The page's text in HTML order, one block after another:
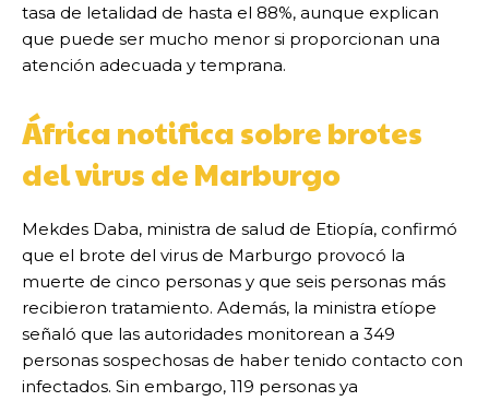
tasa de letalidad de hasta el 88%, aunque explican
que puede ser mucho menor si proporcionan una
atención adecuada y temprana.
África notifica sobre brotes
del virus de Marburgo
Mekdes Daba, ministra de salud de Etiopía, confirmó
que el brote del virus de Marburgo provocó la
muerte de cinco personas y que seis personas más
recibieron tratamiento. Además, la ministra etíope
señaló que las autoridades monitorean a 349
personas sospechosas de haber tenido contacto con
infectados. Sin embargo, 119 personas ya